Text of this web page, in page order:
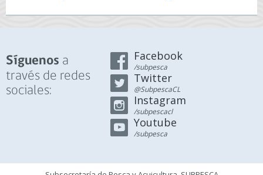
Síguenos a
través de redes
sociales:
Facebook
/subpesca
Twitter
@SubpescaCL
Instagram
/subpescacl
Youtube
/subpesca